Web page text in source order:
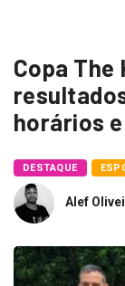
Copa The
horários
DESTAQUE
Alef